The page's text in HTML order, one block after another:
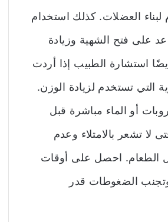
لبناء العضلات. كذلك استخدام
على فتح الشهية وزيادة
استشارة الطبيب إذا أردت
التي تستخدم لزيادة الوزن.
أو الماء مباشرة قبل
لا تشعر بالامتلاء وعدم
الطعام. احصل على أوقات
وتجنب الضغوطات قدر